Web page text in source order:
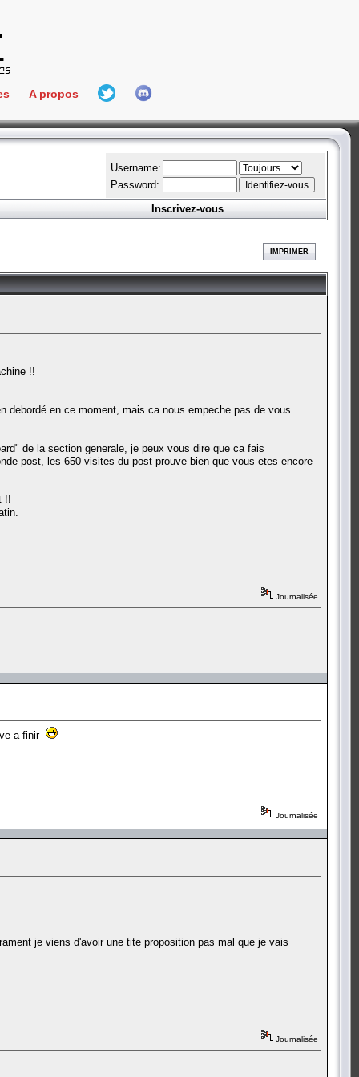
Connect
A propos
L'équipe
Hall Of Fame
Username:
Password:
Inscrivez-vous
IMPRIMER
!!
debordé en ce moment, mais ca nous empeche pas de vous
de la section generale, je peux vous dire que ca fais
post, les 650 visites du post prouve bien que vous etes encore
!!
Journalisée
a finir
Journalisée
je viens d'avoir une tite proposition pas mal que je vais
Journalisée